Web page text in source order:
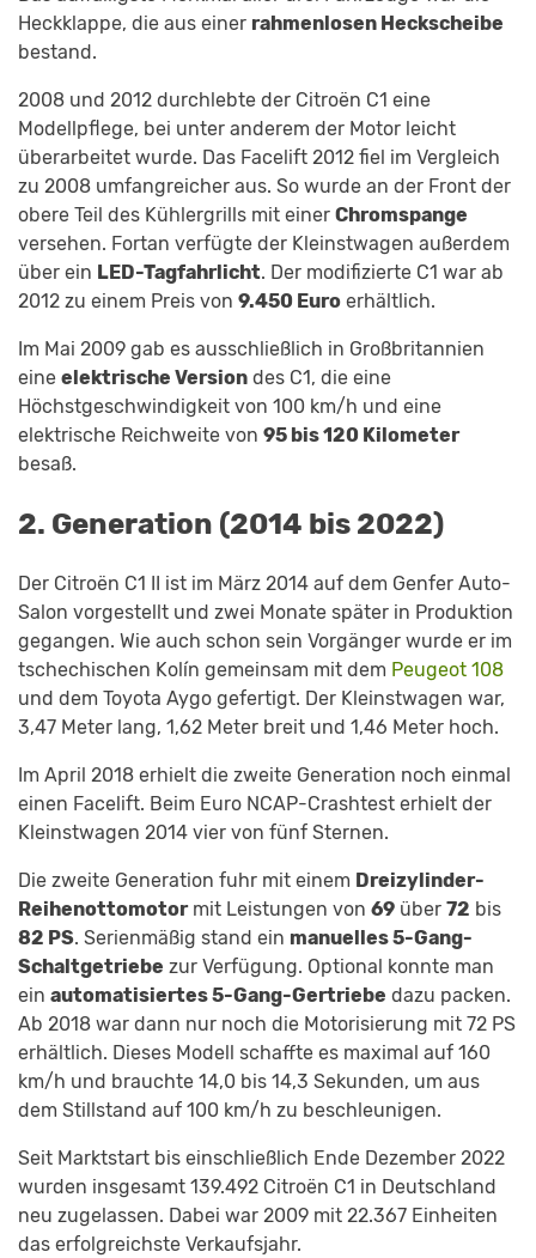
Heckklappe, die aus einer rahmenlosen Heckscheibe
bestand.
2008 und 2012 durchlebte der Citroën C1 eine
Modellpflege, bei unter anderem der Motor leicht
überarbeitet wurde. Das Facelift 2012 fiel im Vergleich
zu 2008 umfangreicher aus. So wurde an der Front der
obere Teil des Kühlergrills mit einer Chromspange
versehen. Fortan verfügte der Kleinstwagen außerdem
über ein LED-Tagfahrlicht. Der modifizierte C1 war ab
2012 zu einem Preis von 9.450 Euro erhältlich.
Im Mai 2009 gab es ausschließlich in Großbritannien
eine elektrische Version des C1, die eine
Höchstgeschwindigkeit von 100 km/h und eine
elektrische Reichweite von 95 bis 120 Kilometer
besaß.
2. Generation (2014 bis 2022)
Der Citroën C1 II ist im März 2014 auf dem Genfer Auto-
Salon vorgestellt und zwei Monate später in Produktion
gegangen. Wie auch schon sein Vorgänger wurde er im
tschechischen Kolín gemeinsam mit dem Peugeot 108
und dem Toyota Aygo gefertigt. Der Kleinstwagen war,
3,47 Meter lang, 1,62 Meter breit und 1,46 Meter hoch.
Im April 2018 erhielt die zweite Generation noch einmal
einen Facelift. Beim Euro NCAP-Crashtest erhielt der
Kleinstwagen 2014 vier von fünf Sternen.
Die zweite Generation fuhr mit einem Dreizylinder-
Reihenottomotormit Leistungen von 69 über 72 bis
82 PS. Serienmäßig stand ein manuelles 5-Gang-
Schaltgetriebe zur Verfügung. Optional konnte man
ein automatisiertes 5-Gang-Gertriebe dazu packen.
Ab 2018 war dann nur noch die Motorisierung mit 72 PS
erhältlich. Dieses Modell schaffte es maximal auf 160
km/h und brauchte 14,0 bis 14,3 Sekunden, um aus
dem Stillstand auf 100 km/h zu beschleunigen.
Seit Marktstart bis einschließlich Ende Dezember 2022
wurden insgesamt 139.492 Citroën C1 in Deutschland
neu zugelassen. Dabei war 2009 mit 22.367 Einheiten
das erfolgreichste Verkaufsjahr.